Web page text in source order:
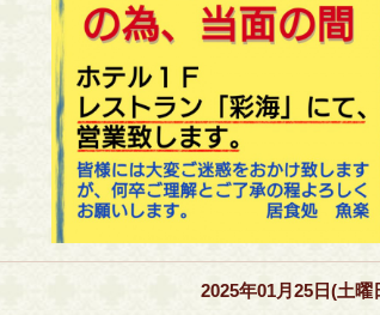
2025年01月25日(土曜